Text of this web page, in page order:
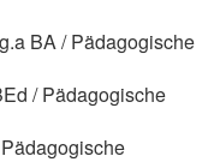
BA / Pädagogische
/ Pädagogische